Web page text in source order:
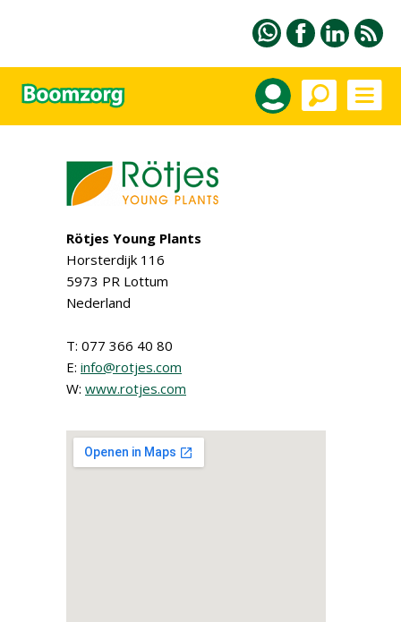
Rötjes Young Plants
Horsterdijk 116
5973 PR Lottum
Nederland
T: 077 366 40 80
E: info@rotjes.com
W: www.rotjes.com